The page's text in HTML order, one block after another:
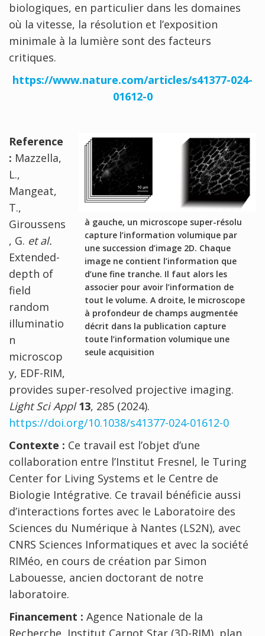
biologiques, en particulier dans les domaines
où la vitesse, la résolution et l’exposition
minimale à la lumière sont des facteurs
critiques.
https://www.nature.com/articles/s41377-024-
01612-0
à gauche, un microscope super-résolu
capture l’information volumique par
une succession d’image 2D. Chaque
image ne contient l’information que
d’une fine tranche. Il faut alors les
associer pour avoir l’information de
tout le volume. A droite, le microscope
à profondeur de champs augmentée
décrit dans la publication capture
toute l’information volumique une
seule acquisition
Reference
: Mazzella,
L.,
Mangeat,
T.,
Giroussens
, G. et al.
Extended-
depth of
field
random
illuminatio
n
microscop
y, EDF-RIM,
provides super-resolved projective imaging.
Light Sci Appl 13, 285 (2024).
https://doi.org/10.1038/s41377-024-01612-0
Contexte : Ce travail est l’objet d’une
collaboration entre l’Institut Fresnel, le Turing
Center for Living Systems et le Centre de
Biologie Intégrative. Ce travail bénéficie aussi
d’interactions fortes avec le Laboratoire des
Sciences du Numérique à Nantes (LS2N), avec
CNRS Sciences Informatiques et avec la société
RIMéo, en cours de création par Simon
Labouesse, ancien doctorant de notre
laboratoire.
Financement : Agence Nationale de la
Recherche, Institut Carnot Star (3D-RIM), plan